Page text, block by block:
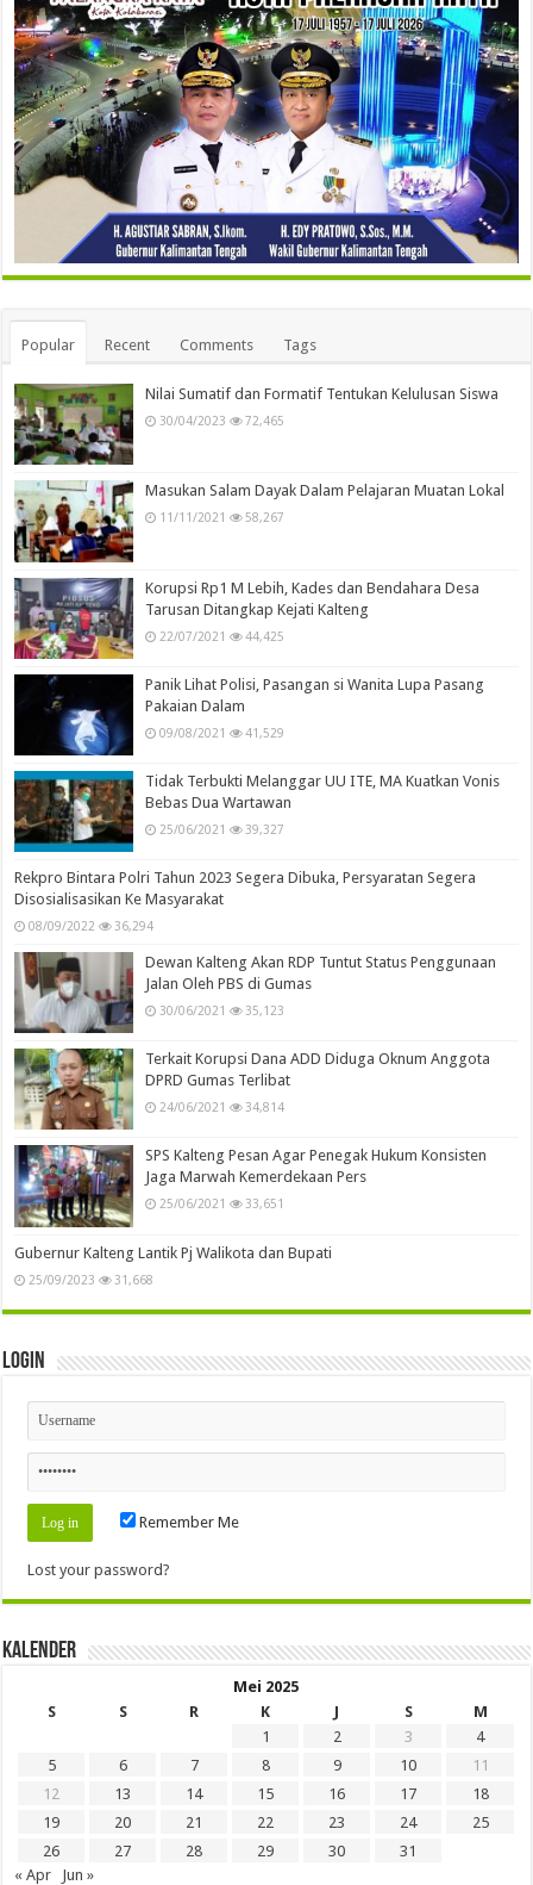
Popular Recent Comments Tags
Nilai Sumatif dan Formatif Tentukan Kelulusan Siswa
30/04/2023 72,465
Masukan Salam Dayak Dalam Pelajaran Muatan Lokal
11/11/2021 58,267
Korupsi Rp1 M Lebih, Kades dan Bendahara Desa
Tarusan Ditangkap Kejati Kalteng
22/07/2021 44,425
Panik Lihat Polisi, Pasangan si Wanita Lupa Pasang
Pakaian Dalam
09/08/2021 41,529
Tidak Terbukti Melanggar UU ITE, MA Kuatkan Vonis
Bebas Dua Wartawan
25/06/2021 39,327
Rekpro Bintara Polri Tahun 2023 Segera Dibuka, Persyaratan Segera
Disosialisasikan Ke Masyarakat
08/09/2022 36,294
Dewan Kalteng Akan RDP Tuntut Status Penggunaan
Jalan Oleh PBS di Gumas
30/06/2021 35,123
Terkait Korupsi Dana ADD Diduga Oknum Anggota
DPRD Gumas Terlibat
24/06/2021 34,814
SPS Kalteng Pesan Agar Penegak Hukum Konsisten
Jaga Marwah Kemerdekaan Pers
25/06/2021 33,651
Gubernur Kalteng Lantik Pj Walikota dan Bupati
25/09/2023 31,668
Login
Remember Me
Lost your password?
Kalender
Mei 2025
S
S R K J S
M
1
2 3
4
5
6 7 8 9 10
11
12
13 14 15 16 17
18
19
20 21 22 23 24
25
26
27 28 29 30
31
« Apr
Jun »